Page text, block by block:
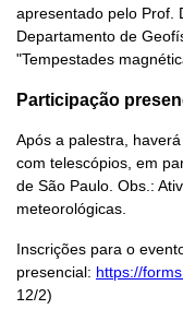
apresentado pelo Prof.
Departamento de
"Tempestades
Participação
Após a palestra,
com telescópios, em
de São Paulo. Obs.:
meteorológicas.
Inscrições para o
presencial: https://
12/2)